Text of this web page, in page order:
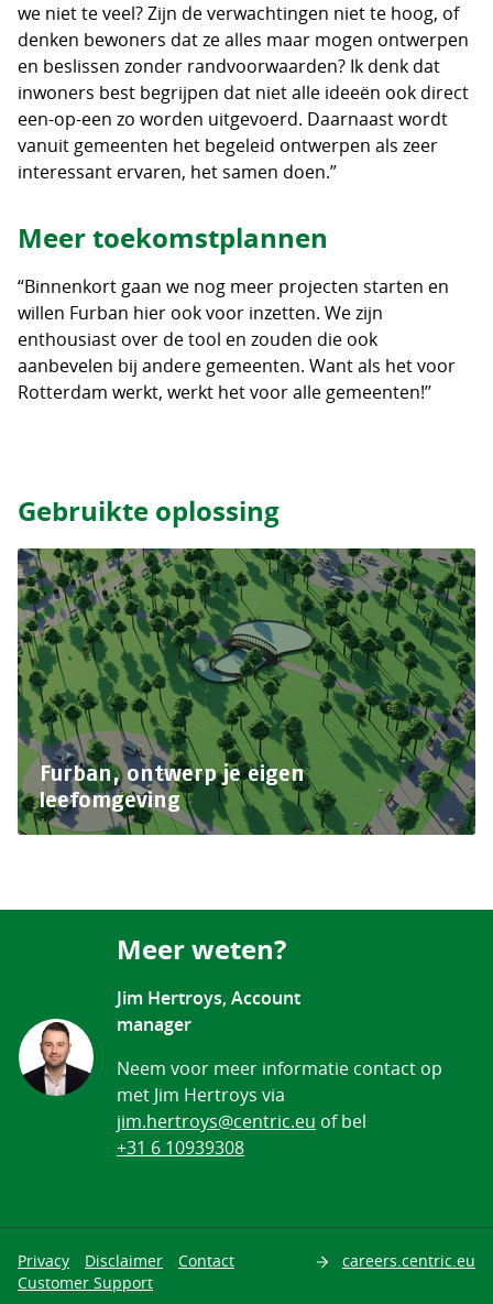
Zoeken
we niet te veel? Zijn de verwachtingen niet te hoog, of
denken bewoners dat ze alles maar mogen ontwerpen
en beslissen zonder randvoorwaarden? Ik denk dat
inwoners best begrijpen dat niet alle ideeën ook direct
een-op-een zo worden uitgevoerd. Daarnaast wordt
vanuit gemeenten het begeleid ontwerpen als zeer
interessant ervaren, het samen doen.”
Meer toekomstplannen
“Binnenkort gaan we nog meer projecten starten en
willen Furban hier ook voor inzetten. We zijn
enthousiast over de tool en zouden die ook
aanbevelen bij andere gemeenten. Want als het voor
Rotterdam werkt, werkt het voor alle gemeenten!’’
Gebruikte oplossing
Furban, ontwerp je eigen
leefomgeving
Meer weten?
Jim Hertroys, Account
manager
Neem voor meer informatie contact op
met Jim Hertroys via
jim.hertroys@centric.eu of bel
+31 6 10939308
Privacy Disclaimer
Contact
Customer Support
careers.centric.eu